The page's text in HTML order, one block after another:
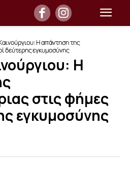
Η απάντηση της
δεύτερης εγκυμοσύνης
Η
στις φήμες
εγκυμοσύνης